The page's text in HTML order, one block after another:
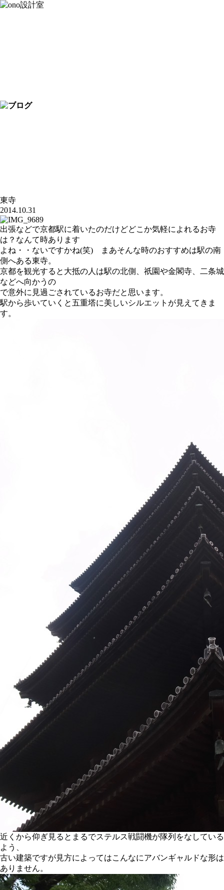
東寺
2014.10.31
出張などで京都駅に着いたのだけどどこか気軽によれるお寺
は？なんて時あります
よね・・ないですかね(笑) まあそんな時のおすすめは駅の南
側へある東寺。
京都を観光すると大抵の人は駅の北側、祇園や金閣寺、二条城
などへ向かうの
で意外に見過ごされているお寺だと思います。
駅から歩いていくと五重塔に美しいシルエットが見えてきま
す。
近くから仰ぎ見るとまるでステルス戦闘機が隊列をなしている
よう、
古い建築ですが見方によってはこんなにアバンギャルドな形は
ありません。